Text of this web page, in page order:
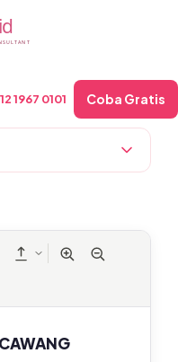
id
1967 0101 Coba Gratis